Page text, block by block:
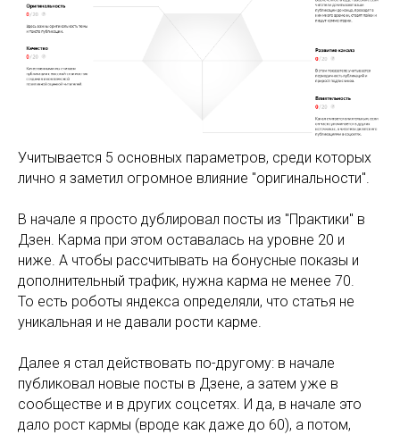
Учитывается 5 основных параметров, среди которых
лично я заметил огромное влияние "оригинальности".
В начале я просто дублировал посты из "Практики" в
Дзен. Карма при этом оставалась на уровне 20 и
ниже. А чтобы рассчитывать на бонусные показы и
дополнительный трафик, нужна карма не менее 70.
То есть роботы яндекса определяли, что статья не
уникальная и не давали рости карме.
Далее я стал действовать по-другому: в начале
публиковал новые посты в Дзене, а затем уже в
сообществе и в других соцсетях. И да, в начале это
дало рост кармы (вроде как даже до 60), а потом,